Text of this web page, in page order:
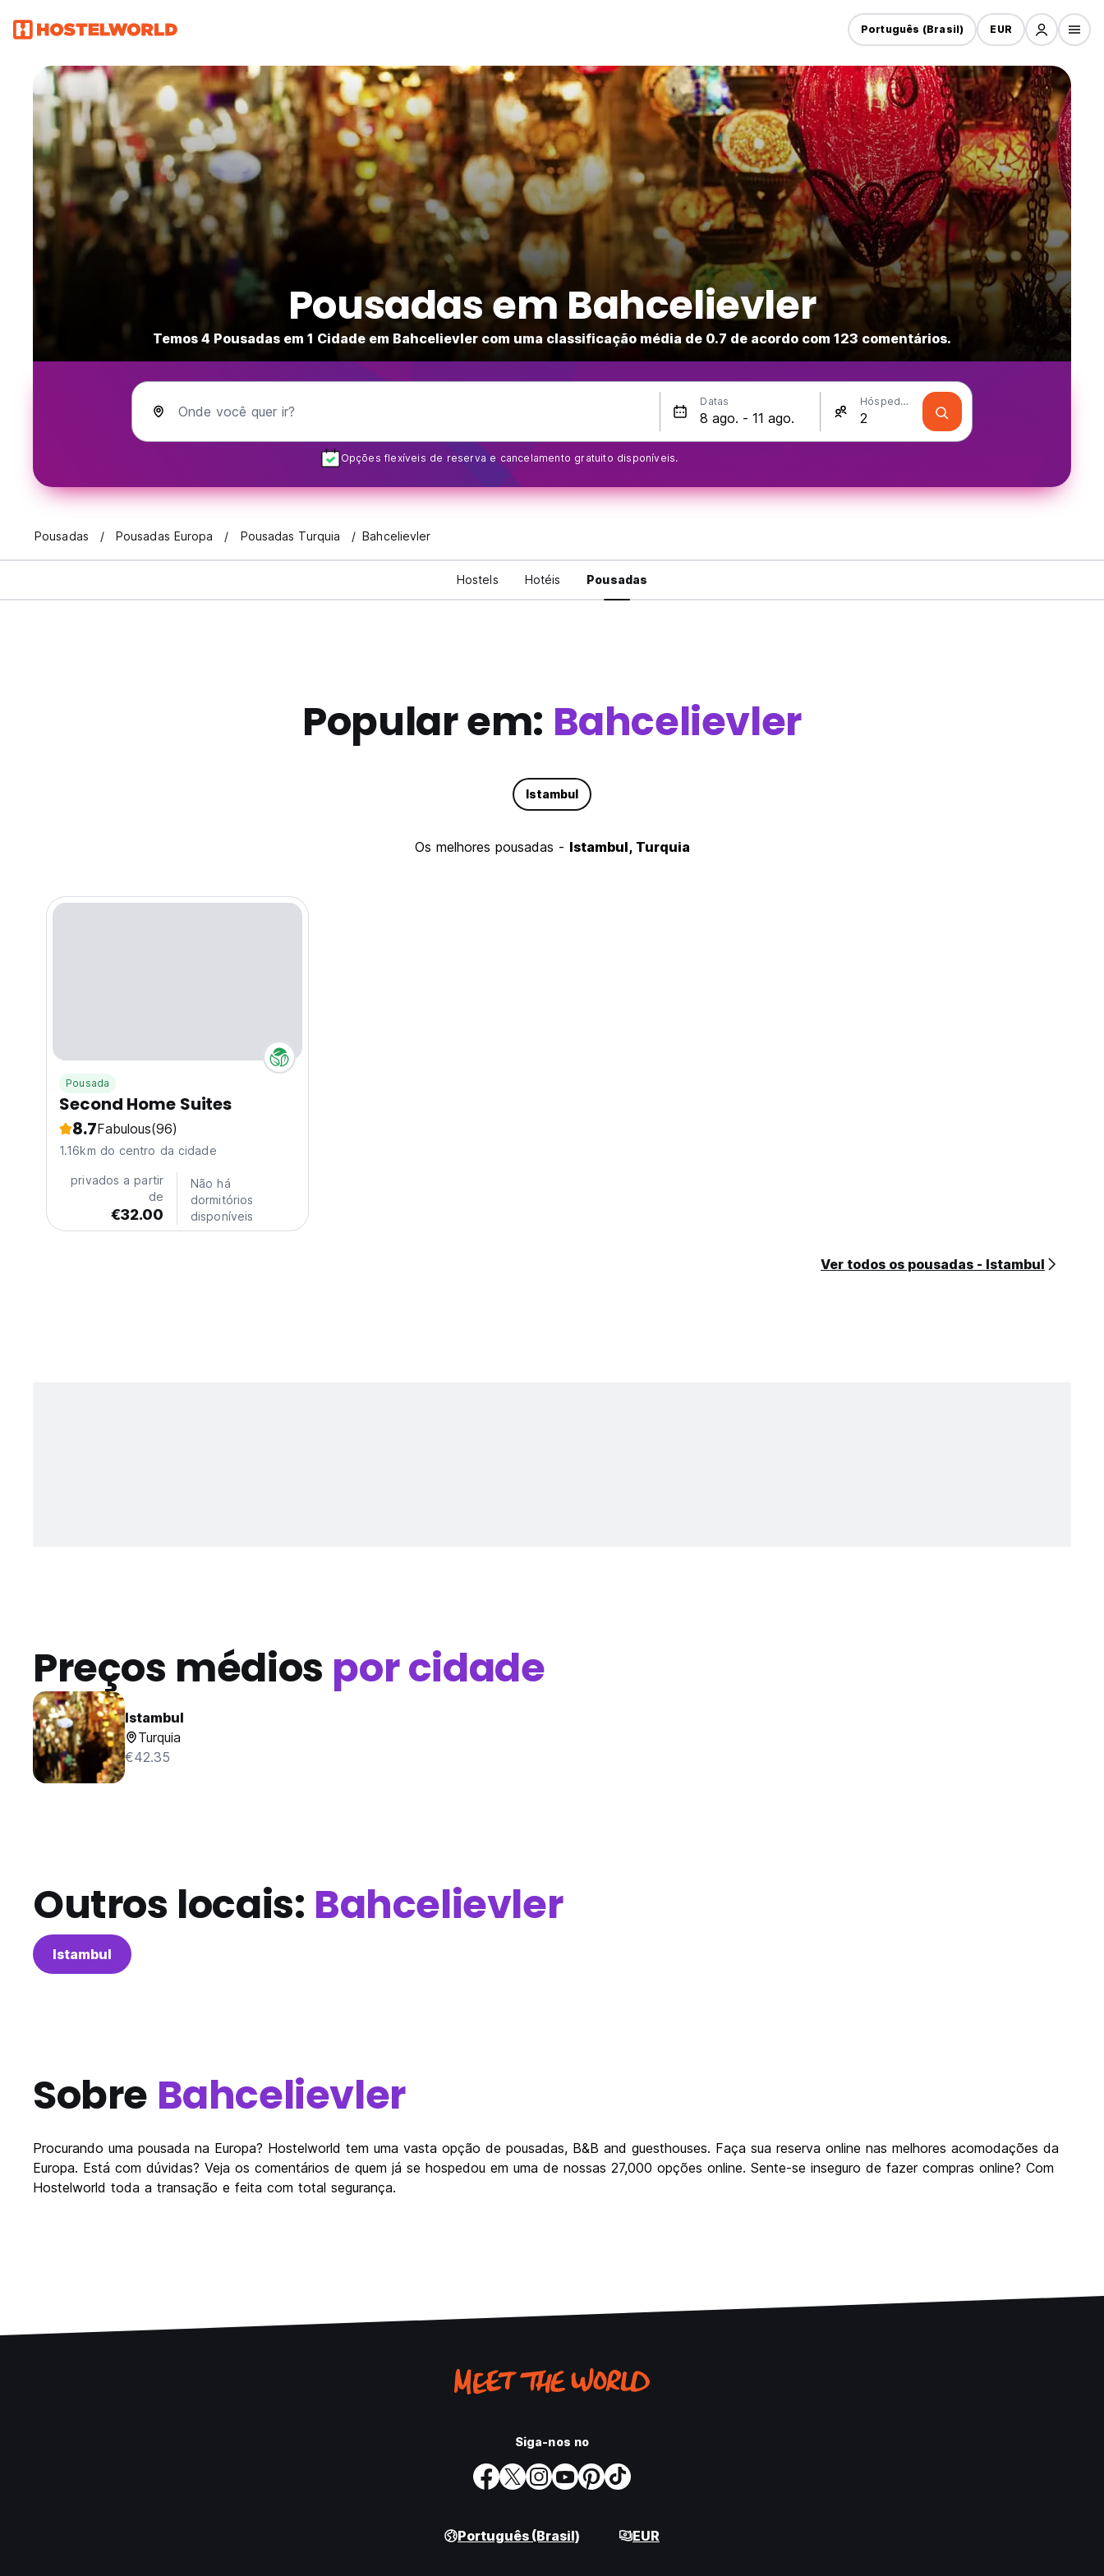
Português (Brasil) EUR
Pousadas em Bahcelievler
Temos 4 Pousadas em 1 Cidade em Bahcelievler com uma classificação média de 0.7 de acordo com 123 comentários.
Onde você quer ir?
Datas Hóspedes
Opções flexíveis de reserva e cancelamento gratuito disponíveis.
Pousadas Pousadas Europa Pousadas Turquia Bahcelievler
Hostels Hotéis Pousadas
Popular em: Bahcelievler
Istambul
Os melhores pousadas - Istambul, Turquia
Pousada
Second Home Suites
8.7Fabulous(96)
1.16km do centro da cidade
privados a partir
de
€32.00
Não há
dormitórios
disponíveis
Ver todos os pousadas - Istambul
Preços médios por cidade
Istambul
Turquia
€42.35
Outros locais: Bahcelievler
Istambul
Sobre Bahcelievler
Procurando uma pousada na Europa? Hostelworld tem uma vasta opção de pousadas, B&B and guesthouses. Faça sua reserva online nas melhores acomodações da
Europa. Está com dúvidas? Veja os comentários de quem já se hospedou em uma de nossas 27,000 opções online. Sente-se inseguro de fazer compras online? Com
Hostelworld toda a transação e feita com total segurança.
Siga-nos no
Português (Brasil) EUR